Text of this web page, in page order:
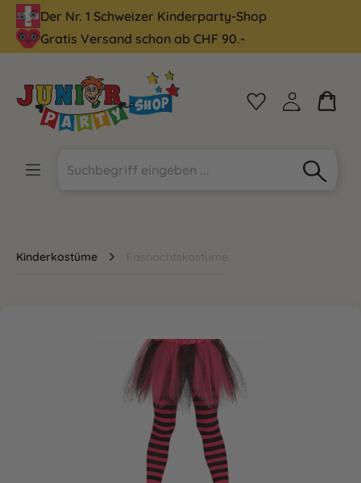
springen
Der Nr. 1 Schweizer Kinderparty-Shop
Gratis Versand schon ab CHF 90.-
Kinderkostüme Fasnachtskostüme
Bildergalerie überspringen